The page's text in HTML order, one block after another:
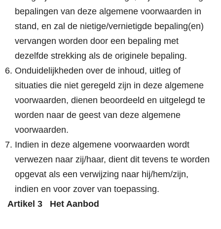
bepalingen van deze algemene voorwaarden in
stand, en zal de nietige/vernietigde bepaling(en)
vervangen worden door een bepaling met
dezelfde strekking als de originele bepaling.
Onduidelijkheden over de inhoud, uitleg of
situaties die niet geregeld zijn in deze algemene
voorwaarden, dienen beoordeeld en uitgelegd te
worden naar de geest van deze algemene
voorwaarden.
Indien in deze algemene voorwaarden wordt
verwezen naar zij/haar, dient dit tevens te worden
opgevat als een verwijzing naar hij/hem/zijn,
indien en voor zover van toepassing.
Artikel 3 Het Aanbod